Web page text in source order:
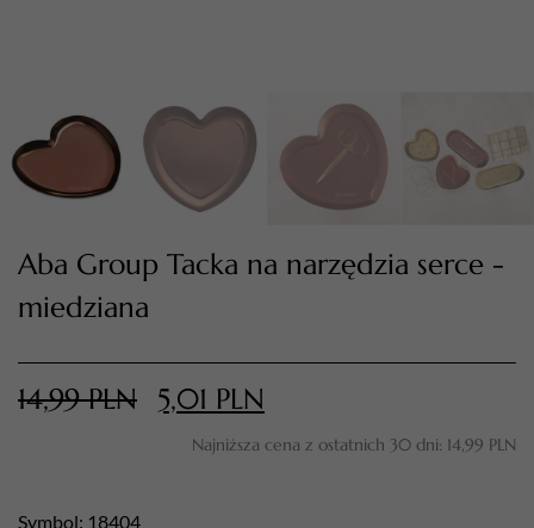
PRZEJDŹ DO KOSZYKA
Aba Group Tacka na narzędzia serce -
miedziana
14,99PLN 5,01 PLN
Najniższa cena z ostatnich 30 dni: 14,99 PLN
Symbol: 18404